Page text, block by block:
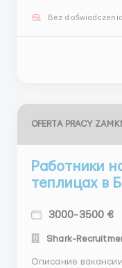
Высокаяя
Bez doświadczenia
OFERTA PRACY
Работники
теплицах в
3000-3500 €
Shark-
Описание вакансии Англия, окраины города